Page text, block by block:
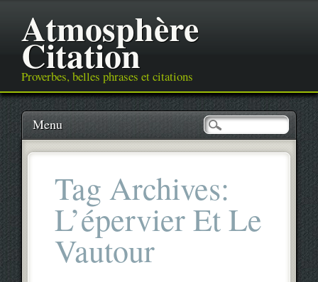
Atmosphère
Citation
Proverbes, belles phrases et citations
Main menu
Skip
content
Menu
Tag Archives:
L’épervier Et Le
Vautour